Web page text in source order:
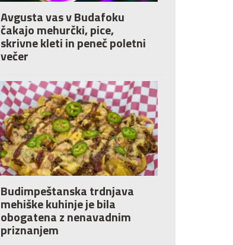
Avgusta vas v Budafoku
čakajo mehurčki, pice,
skrivne kleti in peneč poletni
večer
Budimpeštanska trdnjava
mehiške kuhinje je bila
obogatena z nenavadnim
priznanjem